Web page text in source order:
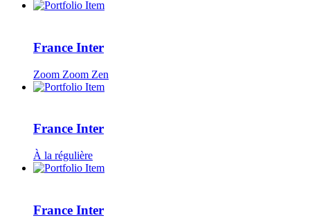
France Inter
Zoom Zoom Zen
France Inter
À la régulière
France Inter